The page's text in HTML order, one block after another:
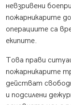
невзривени
пожарникарите
операциите са
екипите.
Това прави
пожарникарите
действат
и подсилени